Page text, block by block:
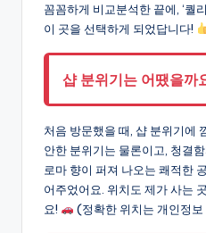
꼼꼼하게 비교분석한 끝에, ‘퀄
이 곳을 선택하게 되었답니다!
샵 분위기는 어땠을까
처음 방문했을 때, 샵 분위기에
안한 분위기는 물론이고, 청결
로마 향이 퍼져 나오는 쾌적한
어주었어요. 위치도 제가 사는
요!
(정확한 위치는 개인정